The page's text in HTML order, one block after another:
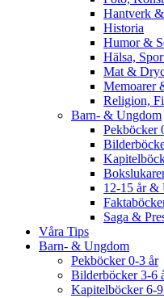
Hantverk
Historia
Humor &
Hälsa,
Mat &
Memoarer
Religion,
Barn- & Ungdom
Pekböcker
12-15 år &
Saga &
Våra Tips
Barn- & Ungdom
Pekböcker 0-3 år
Bilderböcker 3-6
Kapitelböcker 6-